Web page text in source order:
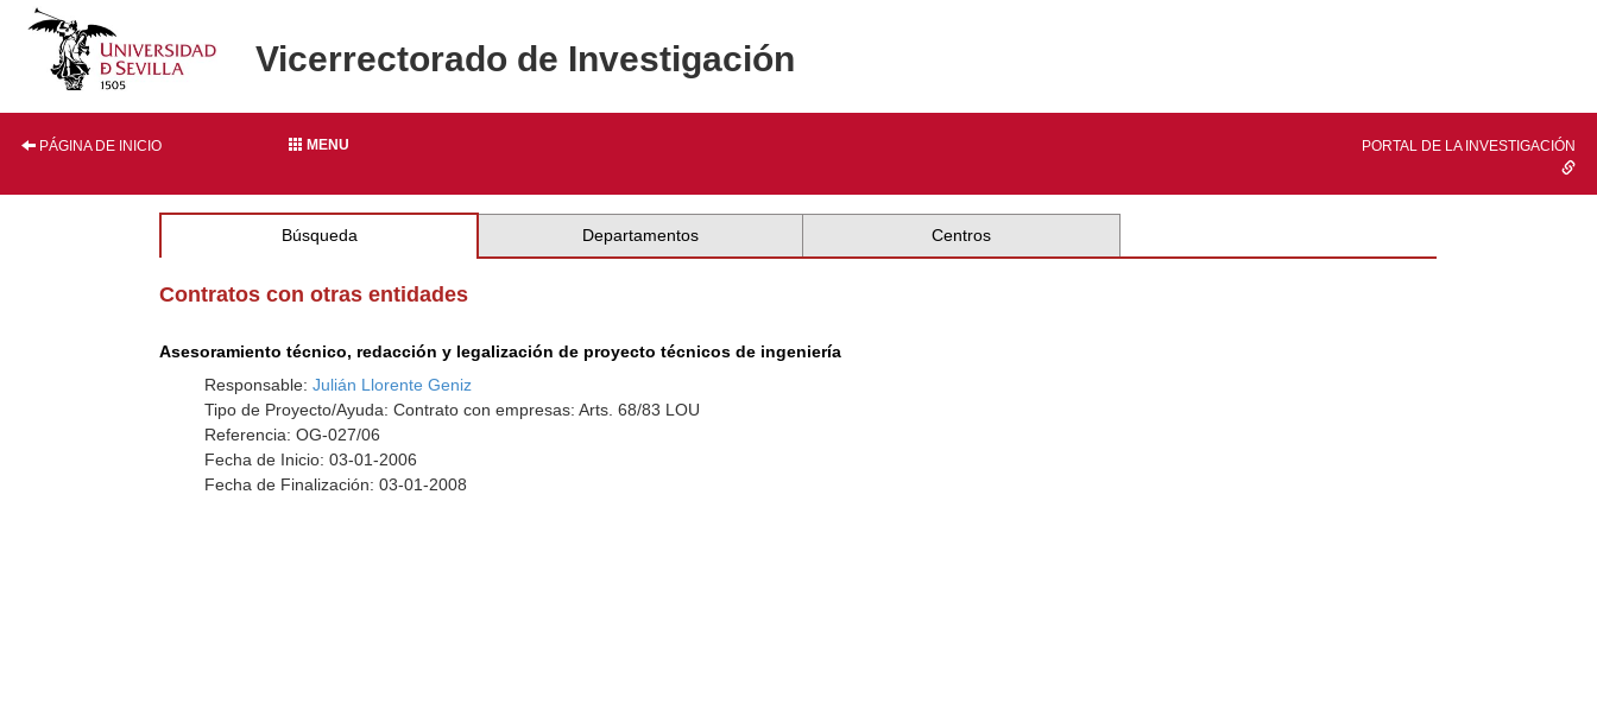
Vicerrectorado de Investigación
PÁGINA DE INICIO MENU PORTAL DE LA INVESTIGACIÓN
Búsqueda Departamentos Centros
Contratos con otras entidades
Asesoramiento técnico, redacción y legalización de proyecto técnicos de ingeniería
Responsable:Julián Llorente Geniz
Tipo de Proyecto/Ayuda: Contrato con empresas: Arts. 68/83 LOU
Referencia: OG-027/06
Fecha de Inicio: 03-01-2006
Fecha de Finalización: 03-01-2008